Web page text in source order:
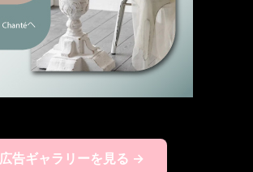
広告ギャラリーを見る →